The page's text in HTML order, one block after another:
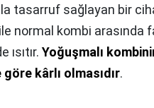
tasarruf sağlayan bir
normal kombi arasında
ısıtır. Yoğuşmalı
kârlı olmasıdır.